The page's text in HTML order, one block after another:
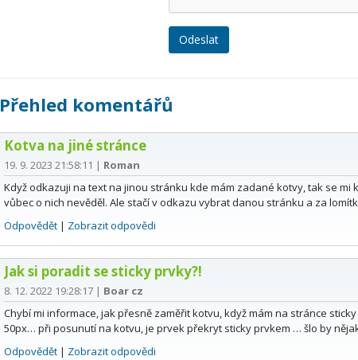
Přehled komentářů
Kotva na jiné stránce
19. 9. 2023 21:58:11 | Roman
Když odkazuji na text na jinou stránku kde mám zadané kotvy, tak se mi
vůbec o nich nevěděl. Ale stačí v odkazu vybrat danou stránku a za
Odpovědět | Zobrazit odpovědi
Jak si poradit se sticky prvky?!
8. 12. 2022 19:28:17 | Boar cz
Chybí mi informace, jak přesně zaměřit kotvu, když mám na stránce
50px… při posunutí na kotvu, je prvek překryt sticky prvkem … šlo by
Odpovědět | Zobrazit odpovědi